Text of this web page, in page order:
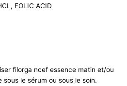
FOLIC ACID
filorga ncef essence matin et/ou
sous le sérum ou sous le soin.